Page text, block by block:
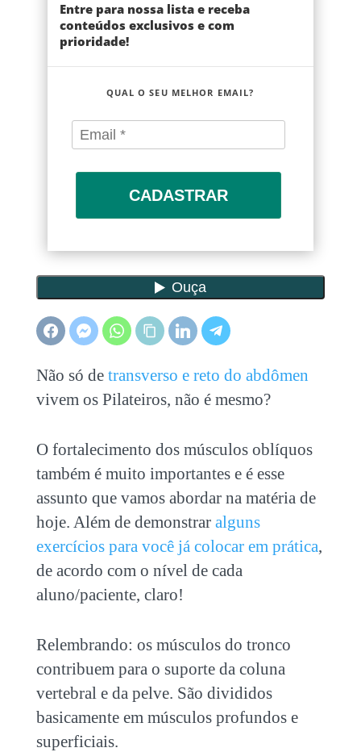
Entre para nossa lista e receba
conteúdos exclusivos e com
prioridade!
QUAL O SEU MELHOR EMAIL?
CADASTRAR
Não só de transverso e reto do abdômen
vivem os Pilateiros, não é mesmo?
O fortalecimento dos músculos oblíquos
também é muito importantes e é esse
assunto que vamos abordar na matéria de
hoje. Além de demonstrar alguns
exercícios para você já colocar em prática,
de acordo com o nível de cada
aluno/paciente, claro!
Relembrando: os músculos do tronco
contribuem para o suporte da coluna
vertebral e da pelve. São divididos
basicamente em músculos profundos e
superficiais.